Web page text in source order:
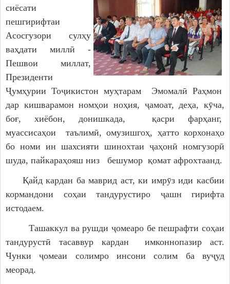
сиёсати
пешгирифтаи
Асосгузори сулҳу
ваҳдати миллӣ -
Пешвои миллат,
Президенти
Ҷумҳурии Тоҷикистон муҳтарам Эмомалӣ Раҳмон
дар кишварамон номҳои ноҳия, ҷамоат, деҳа, кӯча,
боғ, хиёбон, донишкада, қасри фарҳанг,
муассисаҳои таълимӣ, омузишгоҳ, ҳатто корхонаҳо
бо номи ин шахсияти шинохтаи ҷаҳонӣ номгузорӣ
шуда, пайкараҳояш низ бешумор қомат афрохтаанд.
Қайд кардан ба маврид аст, ки имрӯз иди касбии
кормандони соҳаи тандурустиро ҷашн гирифта
истодаем.
Ташаккул ва рушди ҷомеаро бе пешрафти соҳаи
тандурустӣ тасаввур кардан имконнопазир аст.
Чунки ҷомеаи солимро инсони солим ба вуҷуд
меорад.